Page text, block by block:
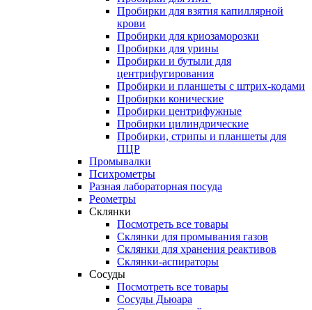
Пробирки для взятия капиллярной
крови
Пробирки для криозаморозки
Пробирки для урины
Пробирки и бутыли для
центрифугирования
Пробирки и планшеты с штрих-кодами
Пробирки конические
Пробирки центрифужные
Пробирки цилиндрические
Пробирки, стрипы и планшеты для
ПЦР
Промывалки
Психрометры
Разная лабораторная посуда
Реометры
Склянки
Посмотреть все товары
Склянки для промывания газов
Склянки для хранения реактивов
Склянки-аспираторы
Сосуды
Посмотреть все товары
Сосуды Дьюара